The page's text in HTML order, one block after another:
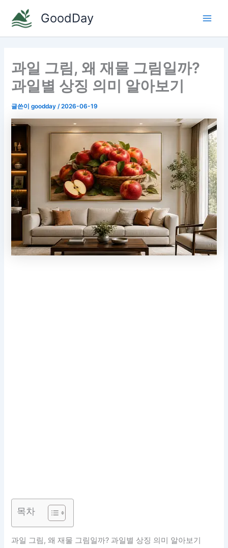
GoodDay
과일 그림, 왜 재물 그림일까?
과일별 상징 의미 알아보기
글쓴이goodday/2026-06-19
목차
과일 그림, 왜 재물 그림일까? 과일별 상징 의미 알아보기